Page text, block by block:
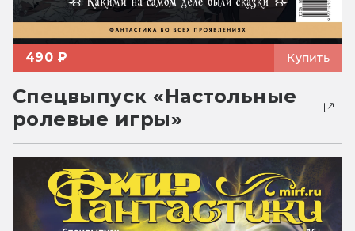
490 ₽ Купить
Спецвыпуск «Настольные
ролевые игры»